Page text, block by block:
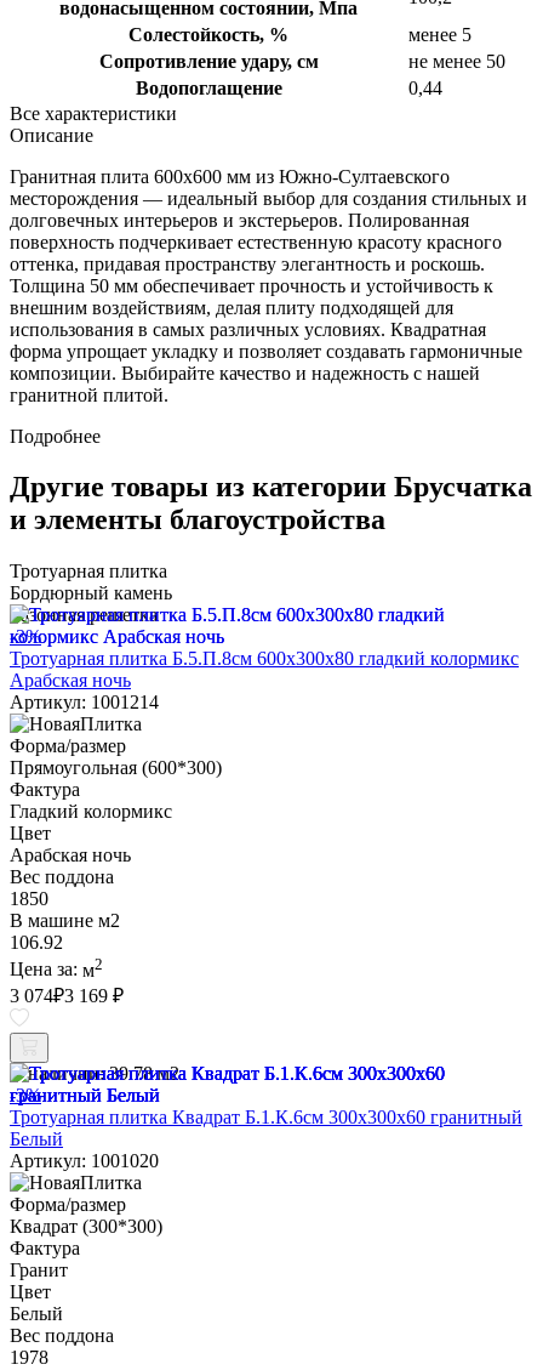
водонасыщенном состоянии, Мпа
Солестойкость, %
менее 5
Сопротивление удару, см
не менее 50
Водопоглащение
0,44
Все характеристики
Описание
Гранитная плита 600х600 мм из Южно-Султаевского
месторождения — идеальный выбор для создания стильных и
долговечных интерьеров и экстерьеров. Полированная
поверхность подчеркивает естественную красоту красного
оттенка, придавая пространству элегантность и роскошь.
Толщина 50 мм обеспечивает прочность и устойчивость к
внешним воздействиям, делая плиту подходящей для
использования в самых различных условиях. Квадратная
форма упрощает укладку и позволяет создавать гармоничные
композиции. Выбирайте качество и надежность с нашей
гранитной плитой.
Подробнее
Другие товары из категории Брусчатка
и элементы благоустройства
Тротуарная плитка
Бордюрный камень
Газонная решетка
-3%
Тротуарная плитка Б.5.П.8см 600х300х80 гладкий колормикс
Арабская ночь
Артикул: 1001214
Форма/размер
Прямоугольная (600*300)
Фактура
Гладкий колормикс
Цвет
Арабская ночь
Вес поддона
1850
В машине м2
106.92
Цена за: м2
3 074₽3 169 ₽
В наличии: 39.78 м2
-3%
Тротуарная плитка Квадрат Б.1.К.6см 300х300х60 гранитный
Белый
Артикул: 1001020
Форма/размер
Квадрат (300*300)
Фактура
Гранит
Цвет
Белый
Вес поддона
1978